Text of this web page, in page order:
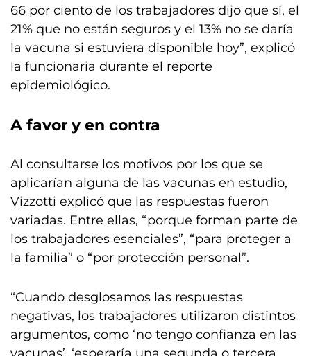
66 por ciento de los trabajadores dijo que sí, el
21% que no están seguros y el 13% no se daría
la vacuna si estuviera disponible hoy”, explicó
la funcionaria durante el reporte
epidemiológico.
A favor y en contra
Al consultarse los motivos por los que se
aplicarían alguna de las vacunas en estudio,
Vizzotti explicó que las respuestas fueron
variadas. Entre ellas, “porque forman parte de
los trabajadores esenciales”, “para proteger a
la familia” o “por protección personal”.
“Cuando desglosamos las respuestas
negativas, los trabajadores utilizaron distintos
argumentos, como ‘no tengo confianza en las